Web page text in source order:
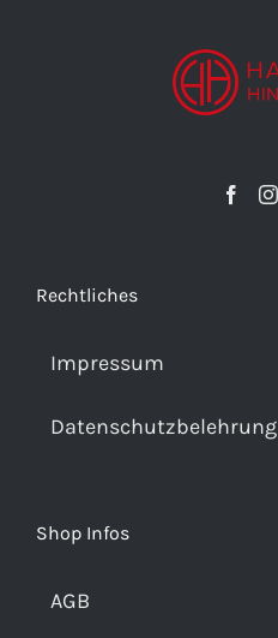
Rechtliches
Impressum
Datenschutzbelehrung
Shop Infos
AGB